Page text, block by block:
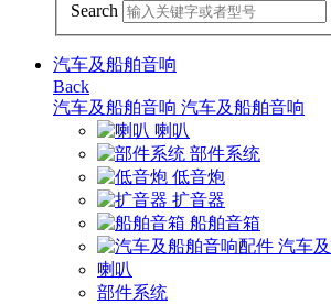
Search
汽车及船舶音响
Back
汽车及船舶音响 汽车及船舶音响
喇叭
部件系统
低音炮
扩音器
船舶音箱
汽车
喇叭
部件系统